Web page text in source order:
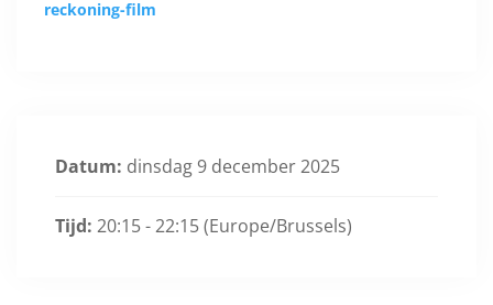
reckoning-film
Datum: dinsdag 9 december 2025
Tijd: 20:15 - 22:15(Europe/Brussels)